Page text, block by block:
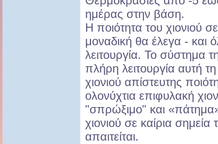
ημέρας στην βάση.
Η ποιότητα του χιονιού
μοναδική θα έλεγα - και
λειτουργία. Το σύστημα
πλήρη λειτουργία αυτή
χιονιού απίστευτης
ολονύχτια επιφυλακή
"σπρώξιμο" και
χιονιού σε καίρια
απαιτείται.